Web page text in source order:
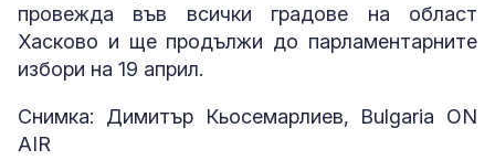
провежда във всички градове на област
Хасково и ще продължи до парламентарните
избори на 19 април.
Снимка: Димитър Кьосемарлиев, Bulgaria ON
AIR